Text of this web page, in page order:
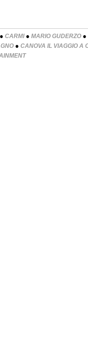
● CARMI● MARIO GUDERZO ●
● CANOVA IL VIAGGIO A